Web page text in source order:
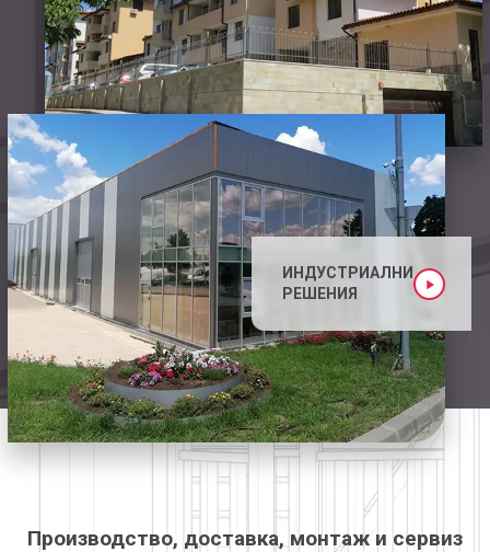
ИНДУСТРИАЛНИ
РЕШЕНИЯ
Производство, доставка, монтаж и сервиз